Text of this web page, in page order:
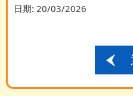
日期: 20/03/2026